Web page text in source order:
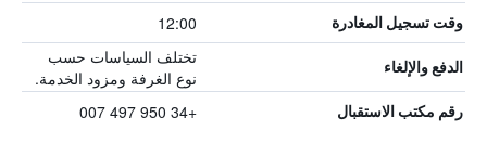
وقت تسجيل المغادرة 12:00
الدفع والإلغاء
تختلف السياسات حسب
نوع الغرفة ومزود الخدمة.
رقم مكتب الاستقبال +34 950 497 007